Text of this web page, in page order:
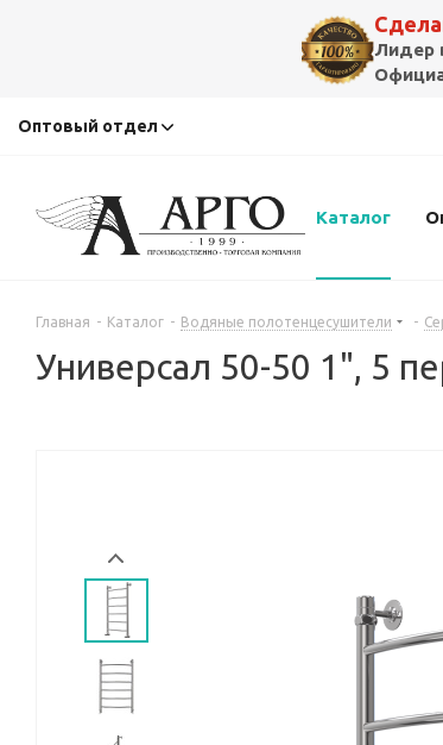
Лидер
Оптовый отдел
Каталог
Главная - Каталог - Водяные полотенцесушители -
Универсал 50-50 1", 5